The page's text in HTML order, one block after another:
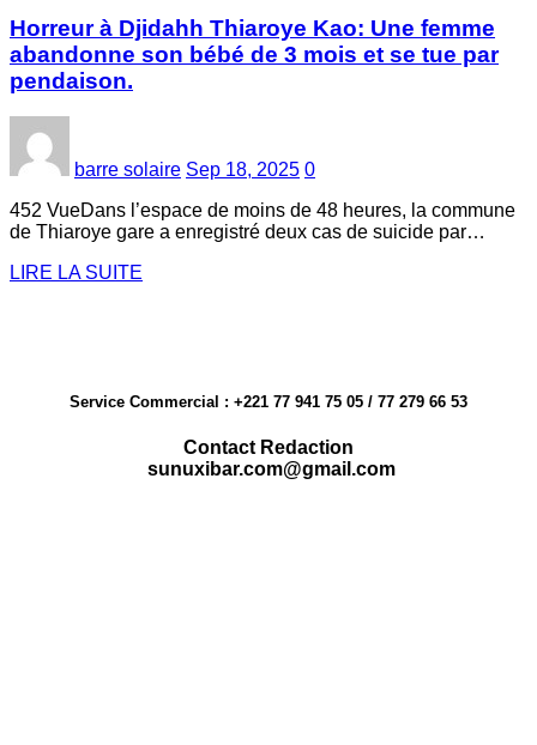
‎Horreur à Djidahh Thiaroye Kao: Une femme
abandonne son bébé de 3 mois et se tue par
pendaison.
barre solaire Sep 18, 2025 0
452 Vue‎Dans l’espace de moins de 48 heures, la commune
de Thiaroye gare a enregistré deux cas de suicide par…
LIRE LA SUITE
Service Commercial : +221 77 941 75 05 / 77 279 66 53
Contact Redaction
sunuxibar.com@gmail.com